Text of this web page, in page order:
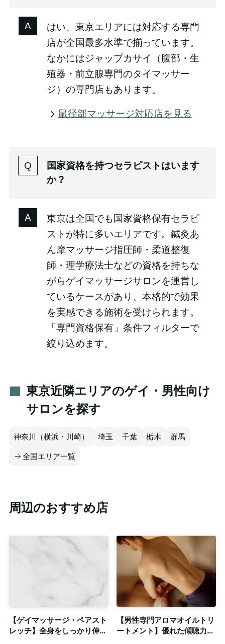
はい、東京エリアには対応する専門
店が全国最多水準で揃っています。
なかにはジャップカサイ（腹部・生
殖器・前立腺専門のタイマッサー
ジ）の専門店もあります。
鼠径部マッサージ対応店を見る
国家資格を持つセラピストはいます
か？
東京は全国でも国家資格保有セラピ
ストが特に多いエリアです。鍼灸あ
ん摩マッサージ指圧師・柔道整復
師・理学療法士などの資格を持ちな
がらゲイマッサージサロンを運営し
ているケースがあり、本格的で効果
を実感できる施術を受けられます。
「専門資格保有」条件フィルターで
絞り込めます。
東京近隣エリアのゲイ・男性向け
サロンを探す
神奈川（横浜・川崎） 埼玉 千葉 栃木 群馬
全国エリア一覧
周辺のおすすめ店
【ゲイマッサージ・ペアスト
レッチ】全身をしっかり伸ば
【男性専門アロマオイルトリ
ートメント】優れた傾聴力と